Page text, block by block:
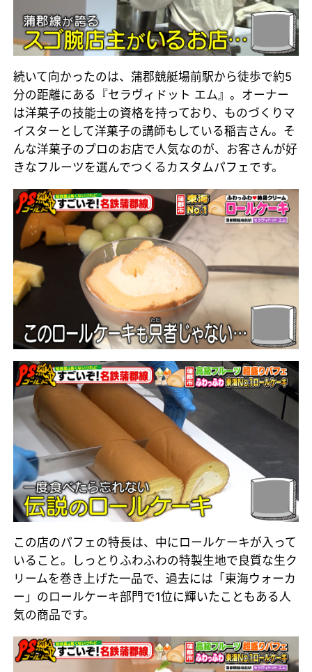
続いて向かったのは、蒲郡競艇場前駅から徒歩で約5
分の距離にある『セラヴィドット エム』。オーナー
は洋菓子の技能士の資格を持っており、ものづくりマ
イスターとして洋菓子の講師もしている稲吉さん。そ
んな洋菓子のプロのお店で人気なのが、お客さんが好
きなフルーツを選んでつくるカスタムパフェです。
この店のパフェの特長は、中にロールケーキが入って
いること。しっとりふわふわの特製生地で良質な生ク
リームを巻き上げた一品で、過去には「東海ウォーカ
ー」のロールケーキ部門で1位に輝いたこともある人
気の商品です。